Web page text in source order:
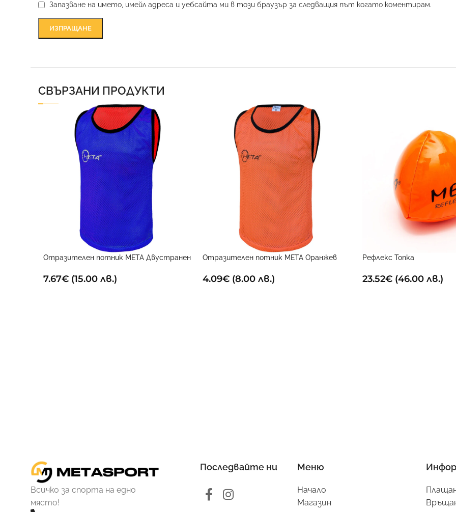
Запазване на името, имейл адреса и уебсайта ми в този браузър за следващия път когато коментирам.
СВЪРЗАНИ ПРОДУКТИ
Отразителен потник META Двустранен
7.67€ (15.00 лв.)
Отразителен потник META Оранжев
4.09€ (8.00 лв.)
Рефлекс Топка
23.52€(46.00 лв.)
Всичко за спорта на едно
място!
Последвайте ни Меню
Начало
Магазин